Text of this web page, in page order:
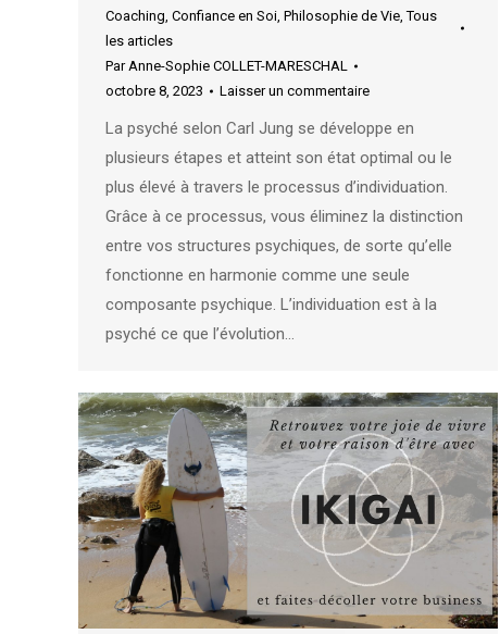
Coaching, Confiance en Soi, Philosophie de Vie,Tous
les articles
ParAnne-Sophie COLLET-MARESCHAL
octobre 8, 2023
Laisser un commentaire
La psyché selon Carl Jung se développe en
plusieurs étapes et atteint son état optimal ou le
plus élevé à travers le processus d’individuation.
Grâce à ce processus, vous éliminez la distinction
entre vos structures psychiques, de sorte qu’elle
fonctionne en harmonie comme une seule
composante psychique. L’individuation est à la
psyché ce que l’évolution…